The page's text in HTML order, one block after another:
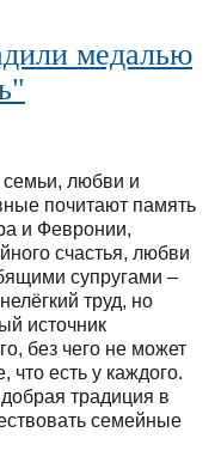
медалью
любви и
почитают память
и Февронии,
счастья, любви
супругами –
труд, но
источник
без чего не может
что есть у каждого.
традиция в
семейные